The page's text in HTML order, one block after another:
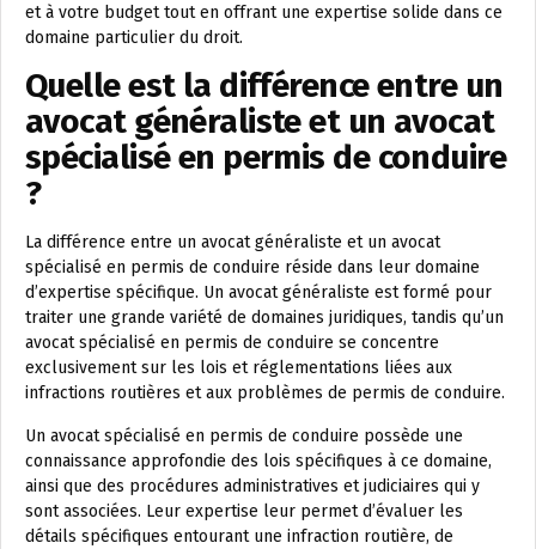
et à votre budget tout en offrant une expertise solide dans ce
domaine particulier du droit.
Quelle est la différence entre un
avocat généraliste et un avocat
spécialisé en permis de conduire
?
La différence entre un avocat généraliste et un avocat
spécialisé en permis de conduire réside dans leur domaine
d’expertise spécifique. Un avocat généraliste est formé pour
traiter une grande variété de domaines juridiques, tandis qu’un
avocat spécialisé en permis de conduire se concentre
exclusivement sur les lois et réglementations liées aux
infractions routières et aux problèmes de permis de conduire.
Un avocat spécialisé en permis de conduire possède une
connaissance approfondie des lois spécifiques à ce domaine,
ainsi que des procédures administratives et judiciaires qui y
sont associées. Leur expertise leur permet d’évaluer les
détails spécifiques entourant une infraction routière, de